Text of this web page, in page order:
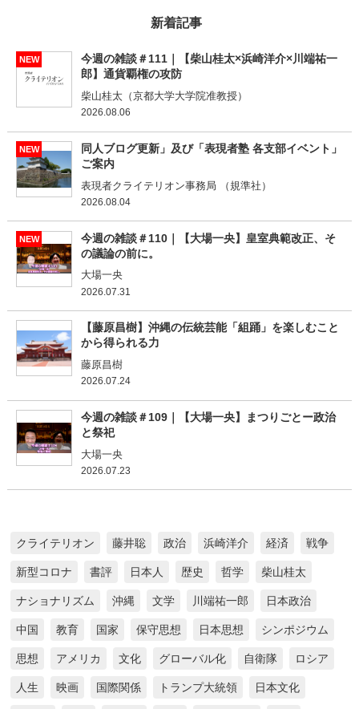
新着記事
NEW
今週の雑談＃111｜【柴山桂太×浜崎洋介×川端祐一
郎】通貨覇権の攻防
柴山桂太（京都大学大学院准教授）
2026.08.06
NEW
同人ブログ更新」及び「表現者塾 各支部イベント」
ご案内
表現者クライテリオン事務局 （規準社）
2026.08.04
NEW
今週の雑談＃110｜【大場一央】皇室典範改正、そ
の議論の前に。
大場一央
2026.07.31
【藤原昌樹】沖縄の伝統芸能「組踊」を楽しむこと
から得られる力
藤原昌樹
2026.07.24
今週の雑談＃109｜【大場一央】まつりごとー政治
と祭祀
大場一央
2026.07.23
クライテリオン 藤井聡 政治 浜崎洋介 経済 戦争
新型コロナ 書評 日本人 歴史 哲学 柴山桂太
ナショナリズム 沖縄 文学 川端祐一郎 日本政治
中国 教育 国家 保守思想 日本思想 シンポジウム
思想 アメリカ 文化 グローバル化 自衛隊 ロシア
人生 映画 国際関係 トランプ大統領 日本文化